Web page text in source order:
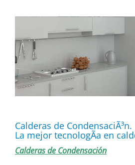
Calderas de CondensaciÃ³n.
La mejor tecnologÃ­a en
Calderas de Condensación